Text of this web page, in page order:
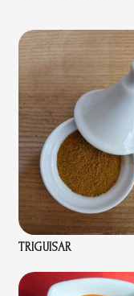
TRIGUISAR